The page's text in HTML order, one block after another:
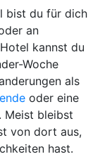
bist du für dich
an
kannst du
Woche
als
oder eine
Meist bleibst
von dort aus,
hast.